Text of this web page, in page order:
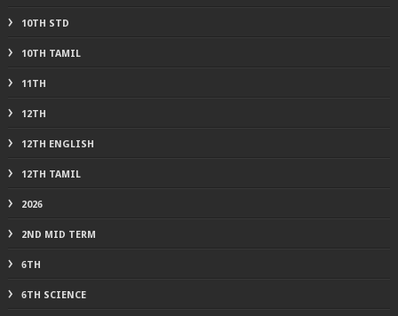
10TH STD
10TH TAMIL
11TH
12TH
12TH ENGLISH
12TH TAMIL
2026
2ND MID TERM
6TH
6TH SCIENCE